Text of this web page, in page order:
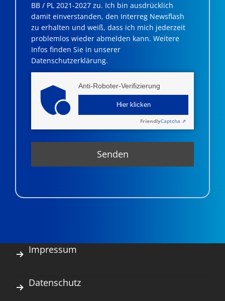
BB / PL 2021-2027 zu. Ich bin ausdrücklich
damit einverstanden, den Interreg Newsflash
zu erhalten und weiß, dass ich mich jederzeit
problemlos wieder abmelden kann. Weitere
Infos finden Sie in unserer
Datenschutzerklärung.
Anti-Roboter-Verifizierung
Hier klicken
FriendlyCaptcha ⇗
Impressum
Datenschutz